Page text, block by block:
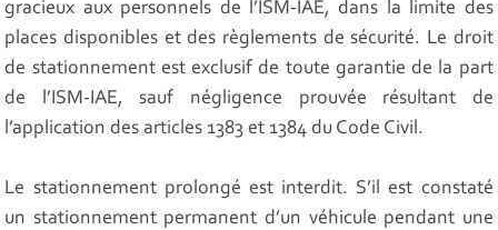
gracieux aux personnels de l’ISM-IAE, dans la limite des
places disponibles et des règlements de sécurité. Le droit
de stationnement est exclusif de toute garantie de la part
de l’ISM-IAE, sauf négligence prouvée résultant de
l’application des articles 1383 et 1384 du Code Civil.
Le stationnement prolongé est interdit. S’il est constaté
un stationnement permanent d’un véhicule pendant une